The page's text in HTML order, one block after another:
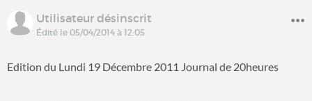
Utilisateur désinscrit
Édité le 05/04/2014 à 12:05
Edition du Lundi 19 Décembre 2011 Journal de 20heures